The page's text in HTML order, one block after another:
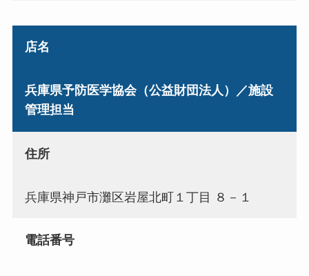
店名
兵庫県予防医学協会（公益財団法人）／施設
管理担当
住所
兵庫県神戸市灘区岩屋北町１丁目 ８－１
電話番号